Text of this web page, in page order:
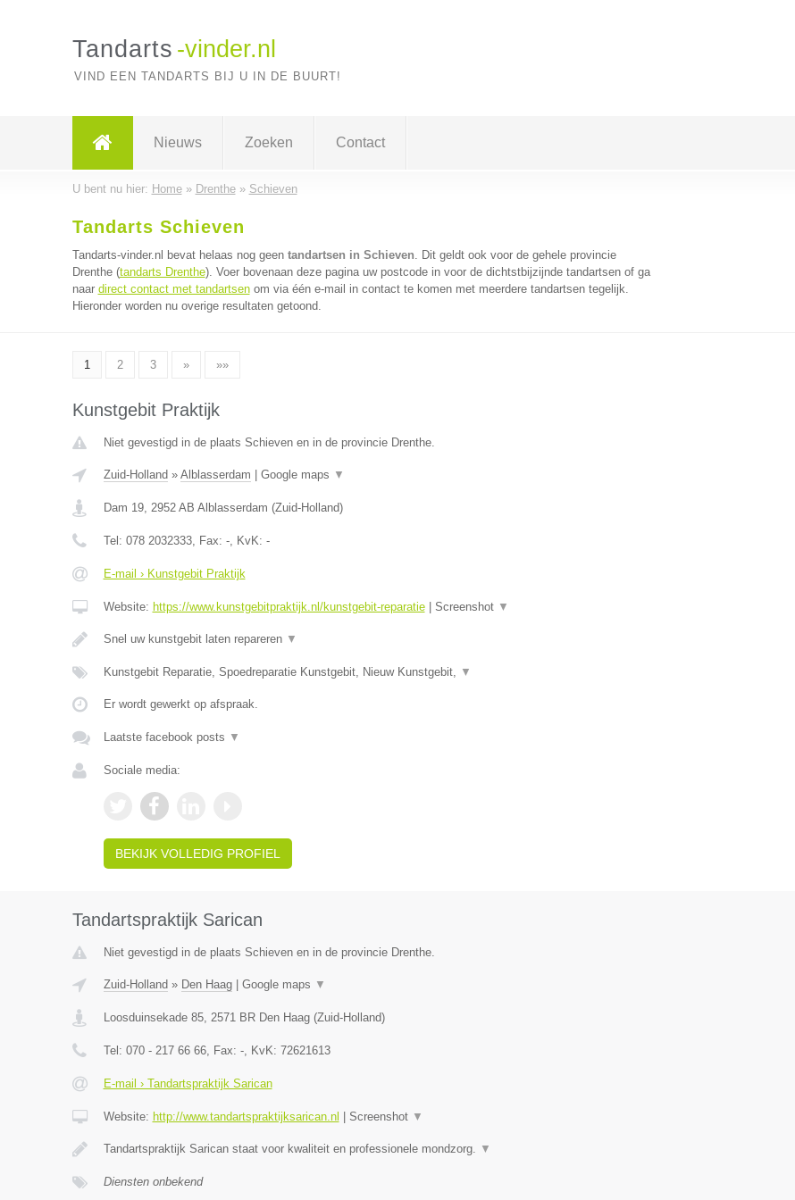
Tandarts -vinder.nl
VIND EEN TANDARTS BIJ U IN DE BUURT!
Nieuws Zoeken Contact
U bent nu hier: Home» Drenthe» Schieven
Tandarts Schieven
Tandarts-vinder.nl bevat helaas nog geen tandartsen in Schieven. Dit geldt ook voor de gehele provincie
Drenthe (tandarts Drenthe). Voer bovenaan deze pagina uw postcode in voor de dichtstbijzijnde tandartsen of ga
naar direct contact met tandartsenom via één e-mail in contact te komen met meerdere tandartsen tegelijk.
Hieronder worden nu overige resultaten getoond.
1 2 3 » »»
Kunstgebit Praktijk
Niet gevestigd in de plaats Schieven en in de provincie Drenthe.
Zuid-Holland » Alblasserdam Google maps ▼
Dam 19, 2952 AB Alblasserdam (Zuid-Holland)
Tel: 078 2032333, Fax: -, KvK: -
E-mail › Kunstgebit Praktijk
Website: https://www.kunstgebitpraktijk.nl/kunstgebit-reparatie| Screenshot ▼
Snel uw kunstgebit laten repareren ▼
Kunstgebit Reparatie, Spoedreparatie Kunstgebit, Nieuw Kunstgebit, ▼
Er wordt gewerkt op afspraak.
Laatste facebook posts ▼
Sociale media:
BEKIJK VOLLEDIG PROFIEL
Tandartspraktijk Sarican
Niet gevestigd in de plaats Schieven en in de provincie Drenthe.
Zuid-Holland » Den Haag| Google maps ▼
Loosduinsekade 85, 2571 BR Den Haag(Zuid-Holland)
Tel: 070 - 217 66 66, Fax: -, KvK: 72621613
E-mail › Tandartspraktijk Sarican
Website: http://www.tandartspraktijksarican.nl Screenshot ▼
Tandartspraktijk Sarican staat voor kwaliteit en professionele mondzorg. ▼
Diensten onbekend